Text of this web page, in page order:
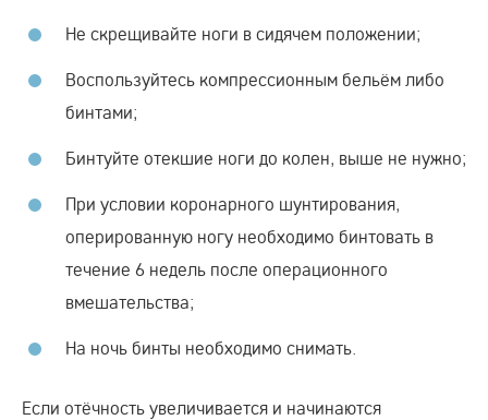
Не скрещивайте ноги в сидячем положении;
Воспользуйтесь компрессионным бельём либо
бинтами;
Бинтуйте отекшие ноги до колен, выше не нужно;
При условии коронарного шунтирования,
оперированную ногу необходимо бинтовать в
течение 6 недель после операционного
вмешательства;
На ночь бинты необходимо снимать.
Если отёчность увеличивается и начинаются